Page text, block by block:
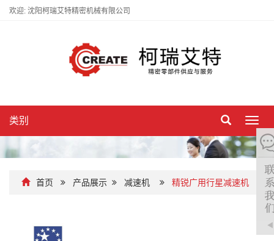
欢迎: 沈阳柯瑞艾特精密机械有限公司
切
换
导
航
类别
首页 产品展示 减速机 精锐广用行星减速机